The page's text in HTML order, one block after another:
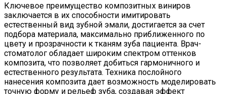
Ключевое преимущество композитных виниров
заключается в их способности имитировать
естественный вид зубной эмали, достигается за счет
подбора материала, максимально приближенного по
цвету и прозрачности к тканям зуба пациента. Врач-
стоматолог обладает широким спектром оттенков
композита, что позволяет добиться гармоничного и
естественного результата. Техника послойного
нанесения композита дает возможность моделировать
точную форму и рельеф зуба, создавая эффект